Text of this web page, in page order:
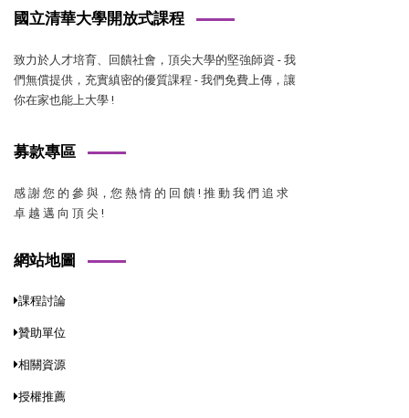
國立清華大學開放式課程
致力於人才培育、回饋社會，頂尖大學的堅強師資 - 我
們無償提供，充實縝密的優質課程 - 我們免費上傳，讓
你在家也能上大學 !
募款專區
感 謝 您 的 參 與，您 熱 情 的 回 饋 ! 推 動 我 們 追 求
卓 越 邁 向 頂 尖 !
網站地圖
課程討論
贊助單位
相關資源
授權推薦